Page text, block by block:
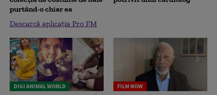
purtând-o chiar ea
Descarcă aplicația Pro FM
DIGI ANIMAL WORLD FILM NOW